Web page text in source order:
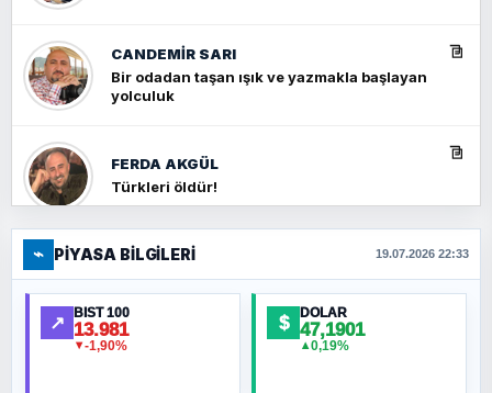
CANDEMIR SARI
Bir odadan taşan ışık ve yazmakla başlayan
yolculuk
FERDA AKGÜL
Türkleri öldür!
FERHAT BÜYÜKKALKAN
Ankara Zirvesi: NATO Toplantısı mı, Yeni
Ortadoğu Haritasının Provası mı?
⌁ PIYASA BILGILERI 19.07.2026 22:33
↗ BIST 100
13.981
▼-1,90%
$ DOLAR
47,1901
▲0,19%